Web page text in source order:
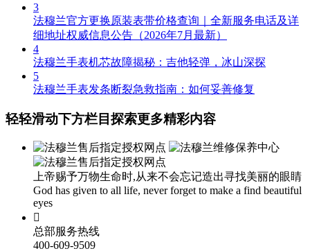
河南省鹤壁市淇滨区九州路法穆兰售后服务中心（需提前预约）
河南省济源市沁园街道济水大道法穆兰售后服务中心（需提前预约）
河南省焦作市解放区解放路法穆兰售后服务中心（需提前预约）
河南省洛阳市西工区中州中路与解放路交叉口法穆兰售后服务中心（需提前预约）
河南省漯河市源汇区交通路法穆兰售后服务中心（需提前预约）
河南省平顶山市卫东区建设路法穆兰售后服务中心（需提前预约）
河南省濮阳市大华龙区开州路绿城路交叉口法穆兰售后服务中心（需提前预约）
河南省三门峡市湖滨区和平路法穆兰售后服务中心（需提前预约）
3
法穆兰官方更换原装表带价格查询｜全新服务电话及详
细地址权威信息公告（2026年7月最新）
4
法穆兰手表机芯故障揭秘：吉他轻弹，冰山深探
5
法穆兰手表发条断裂急救指南：如何妥善修复
轻轻滑动下方栏目探索更多精彩内容
上帝赐予万物生命时,从来不会忘记造出寻找美丽的眼睛
God has given to all life, never forget to make a find beautiful
eyes

总部服务热线
400-609-9509